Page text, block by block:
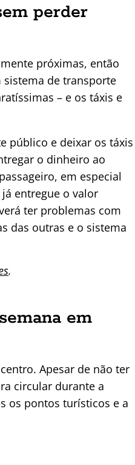
perder
próximas, então
sistema de transporte
– e os táxis e
público e deixar os táxis
o dinheiro ao
em especial
entregue o valor
ter problemas com
das outras e o sistema
.
em
Apesar de não ter
circular durante a
os pontos turísticos e a